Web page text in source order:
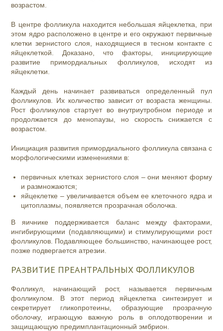
возрастом.
В центре фолликула находится небольшая яйцеклетка, при
этом ядро расположено в центре и его окружают первичные
клетки зернистого слоя, находящиеся в тесном контакте с
яйцеклеткой. Доказано, что факторы, инициирующие
развитие примордиальных фолликулов, исходят из
яйцеклетки.
Каждый день начинает развиваться определенный пул
фолликулов. Их количество зависит от возраста женщины.
Рост фолликулов стартует во внутриутробном периоде и
продолжается до менопаузы, но скорость снижается с
возрастом.
Инициация развития примордиального фолликула связана с
морфологическими изменениями в:
первичных клетках зернистого слоя – они меняют форму
и размножаются;
яйцеклетке – увеличивается объем ее клеточного ядра и
цитоплазмы, появляется прозрачная оболочка.
В яичнике поддерживается баланс между факторами,
ингибирующими (подавляющими) и стимулирующими рост
фолликулов. Подавляющее большинство, начинающее рост,
позже подвергается атрезии.
РАЗВИТИЕ ПРЕАНТРАЛЬНЫХ ФОЛЛИКУЛОВ
Фолликул, начинающий рост, называется первичным
фолликулом. В этот период яйцеклетка синтезирует и
секретирует гликопротеины, образующие прозрачную
оболочку, играющую важную роль в оплодотворении и
защищающую предимплантационный эмбрион.